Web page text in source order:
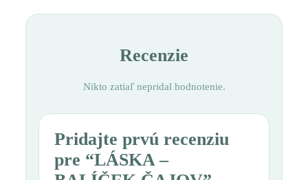
Recenzie
Nikto zatiaľ nepridal hodnotenie.
Pridajte prvú recenziu
pre “LÁSKA –